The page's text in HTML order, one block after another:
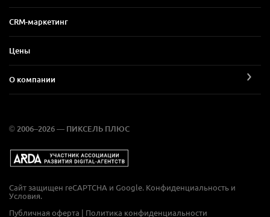
CRM-маркетинг
Цены
О компании
© 2006–2026 — ПИКСЕЛЬ ПЛЮС
Сайт защищен reCAPTCHA и Google. Конфиденциальность и
Условия
Публичная оферта | Политика конфиденциальности